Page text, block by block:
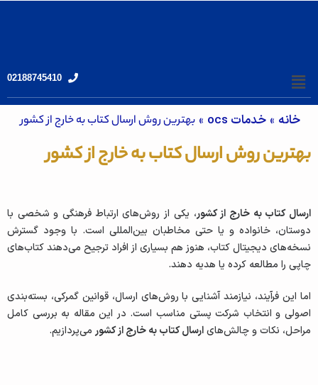
02188745410
خانه » خدمات ocs » بهترین روش‌ ارسال کتاب به خارج از کشور
بهترین روش‌ ارسال کتاب به خارج از کشور
ارسال کتاب به خارج از کشور، یکی از روش‌های ارتباط فرهنگی و شخصی با
دوستان، خانواده و یا حتی مخاطبان بین‌المللی است. با وجود گسترش
نسخه‌های دیجیتال کتاب، هنوز هم بسیاری از افراد ترجیح می‌دهند کتاب‌های
چاپی را مطالعه کرده یا هدیه دهند.
اما این فرآیند، نیازمند آشنایی با روش‌های ارسال، قوانین گمرکی، بسته‌بندی
اصولی و انتخاب شرکت پستی مناسب است. در این مقاله به بررسی کامل
مراحل، نکات و چالش‌هایارسال کتاب به خارج از کشورمی‌پردازیم.